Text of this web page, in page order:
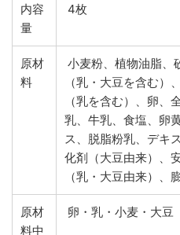
内容
量
4枚
原材
料
小麦粉、植物油脂、
（乳・大豆を含む）
（乳を含む）、卵、
乳、牛乳、食塩、卵
ス、脱脂粉乳、デキ
化剤（大豆由来）、
（乳・大豆由来）、
原材
料中
卵・乳・小麦・大豆